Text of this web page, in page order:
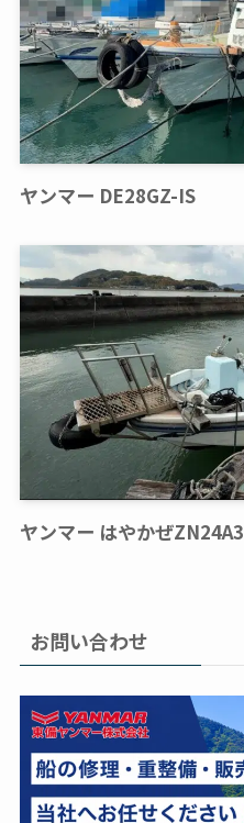
ヤンマー DE28GZ-IS
ヤンマー はやかぜZN24A3
お問い合わせ